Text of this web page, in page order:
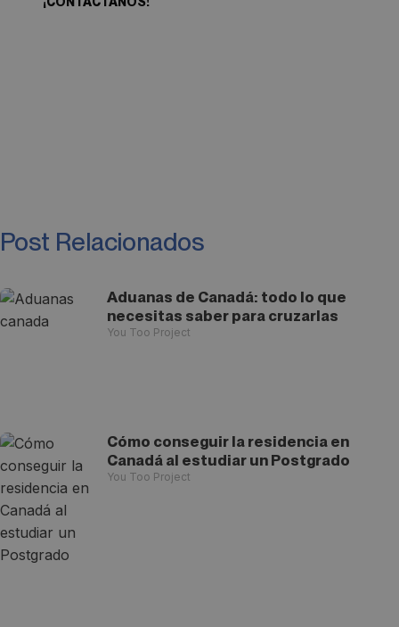
Post Relacionados
Aduanas de Canadá: todo lo que
necesitas saber para cruzarlas
You Too Project
Cómo conseguir la residencia en
Canadá al estudiar un Postgrado
You Too Project